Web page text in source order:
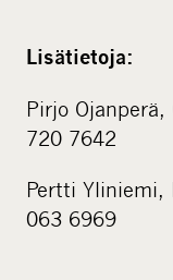
Lisätietoja:
Pirjo
720 7642
Pertti Yliniemi,
063 6969